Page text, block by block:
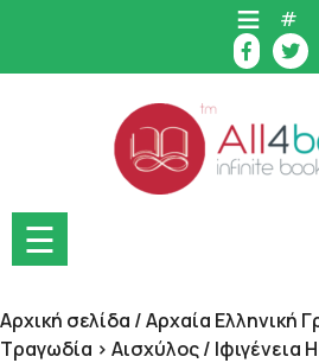
content
#
☰
Αρχική σελίδα /Αρχαία Ελληνική
Τραγωδία > Αισχύλος/ Ιφιγένεια